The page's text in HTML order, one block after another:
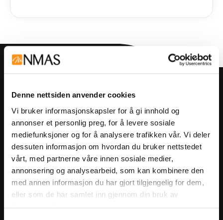
Denne nettsiden anvender cookies
Vi bruker informasjonskapsler for å gi innhold og
annonser et personlig preg, for å levere sosiale
mediefunksjoner og for å analysere trafikken vår. Vi deler
dessuten informasjon om hvordan du bruker nettstedet
vårt, med partnerne våre innen sosiale medier,
annonsering og analysearbeid, som kan kombinere den
med annen informasjon du har gjort tilgjengelig for dem,
eller som de har samlet inn gjennom din bruk av
Meld deg på vårt nyhetsbrev!
arrangementer og kampanjer.
Meld på nyhetsbrev